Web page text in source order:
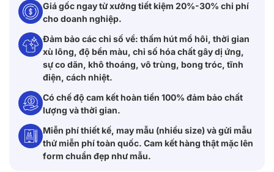
Giá gốc ngay từ xưởng tiết kiệm 20%-30% chi phí
cho doanh nghiệp.
Đảm bảo các chỉ số về: thấm hút mồ hôi, thời gian
xù lông, độ bền màu, chỉ số hóa chất gây dị ứng,
sự co dãn, khô thoáng, vô trùng, bong tróc, tĩnh
điện, cách nhiệt.
Có chế độ cam kết hoàn tiền 100% đảm bảo chất
lượng và thời gian.
Miễn phí thiết kế, may mẫu (nhiều size) và gửi mẫu
thử miễn phí toàn quốc. Cam kết hàng thật mặc lên
form chuẩn đẹp như mẫu.